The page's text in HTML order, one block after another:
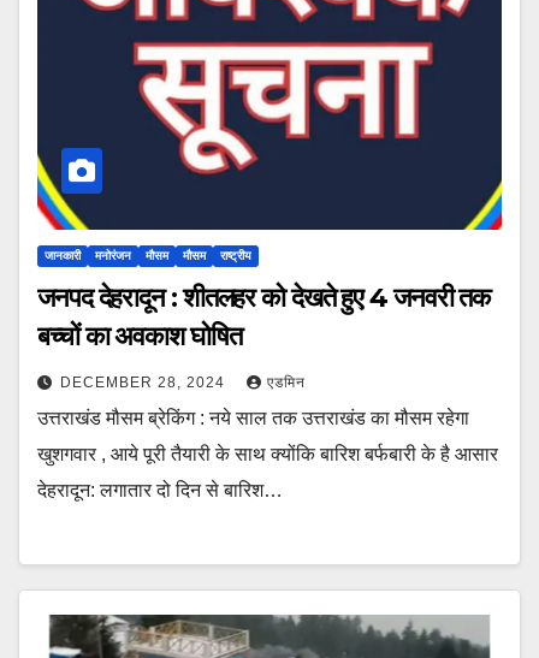
जानकारी मनोरंजन मौसम मौसम राष्ट्रीय
जनपद देहरादून : शीतलहर को देखते हुए 4 जनवरी तक
बच्चों का अवकाश घोषित
DECEMBER 28, 2024 एडमिन
उत्तराखंड मौसम ब्रेकिंग : नये साल तक उत्तराखंड का मौसम रहेगा
खुशगवार , आये पूरी तैयारी के साथ क्योंकि बारिश बर्फबारी के है आसार
देहरादून: लगातार दो दिन से बारिश…